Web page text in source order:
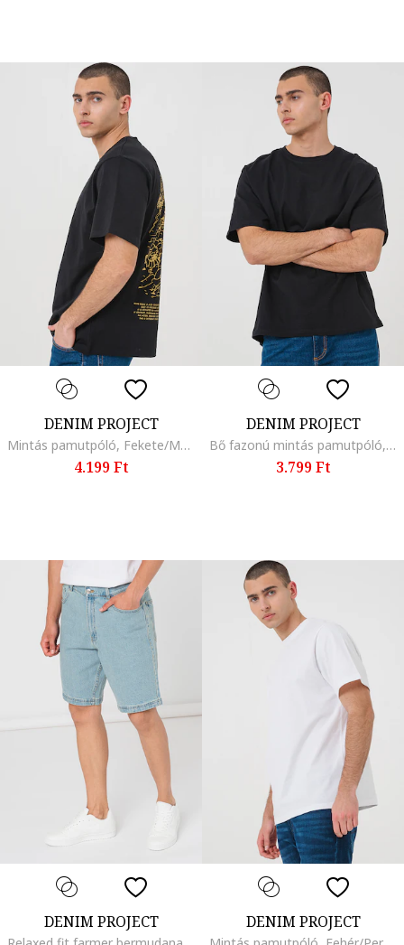
DENIM PROJECT
Mintás pamutpóló, Fekete/Mustársárga
4.199 Ft
DENIM PROJECT
Bő fazonú mintás pamutpóló, Fekete/Púderkék
3.799 Ft
DENIM PROJECT DENIM PROJECT